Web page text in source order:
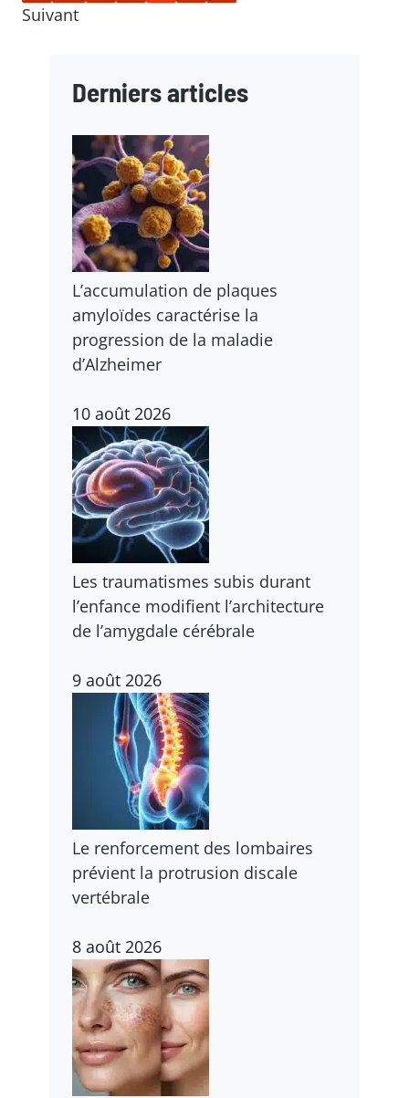
Suivant
Derniers articles
L’accumulation de plaques
amyloïdes caractérise la
progression de la maladie
d’Alzheimer
10 août 2026
Les traumatismes subis durant
l’enfance modifient l’architecture
de l’amygdale cérébrale
9 août 2026
Le renforcement des lombaires
prévient la protrusion discale
vertébrale
8 août 2026